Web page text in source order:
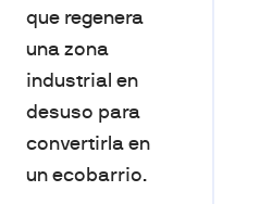
que regenera
una zona
industrial en
desuso para
convertirla en
un ecobarrio.